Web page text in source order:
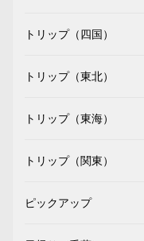
トリップ（四国）
トリップ（東北）
トリップ（東海）
トリップ（関東）
ピックアップ